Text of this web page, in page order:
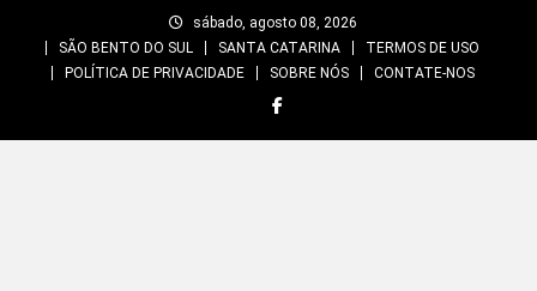
sábado, agosto 08, 2026
SÃO BENTO DO SUL
SANTA CATARINA
TERMOS DE USO
POLÍTICA DE PRIVACIDADE
SOBRE NÓS CONTATE-NOS